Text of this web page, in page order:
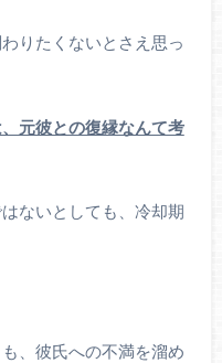
りたくないとさえ思っ
元彼との復縁なんて考
ないとしても、冷却期
、彼氏への不満を溜め